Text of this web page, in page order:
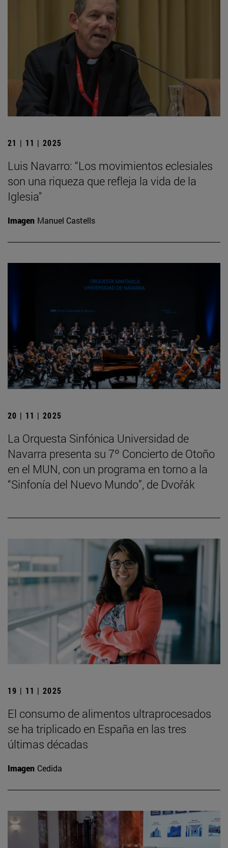
21 | 11 | 2025
Luis Navarro: “Los movimientos eclesiales
son una riqueza que refleja la vida de la
Iglesia"
Imagen Manuel Castells
20 | 11 | 2025
La Orquesta Sinfónica Universidad de
Navarra presenta su 7º Concierto de Otoño
en el MUN, con un programa en torno a la
“Sinfonía del Nuevo Mundo”, de Dvořák
19 | 11 | 2025
El consumo de alimentos ultraprocesados
se ha triplicado en España en las tres
últimas décadas
Imagen Cedida